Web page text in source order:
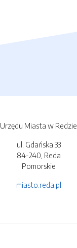
Urzędu Miasta w Redzie
ul. Gdańska 33
84-240, Reda
Pomorskie
miasto.reda.pl